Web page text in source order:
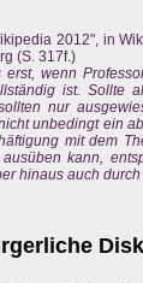
2012", in
(S. 317f.)
wenn
ist. Sollte
nur
unbedingt ein
mit dem
kann,
hinaus auch